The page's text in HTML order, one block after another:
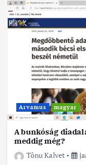
Arvamus magyar
A bunkóság
meddig még?
Tõnu Kalvet